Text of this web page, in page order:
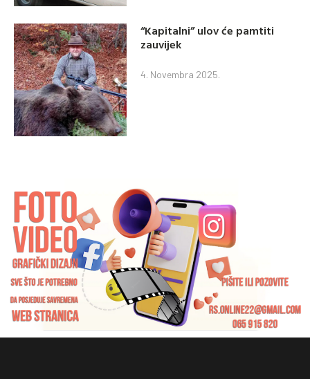
“Kapitalni” ulov će pamtiti
zauvijek
4. Novembra 2025.